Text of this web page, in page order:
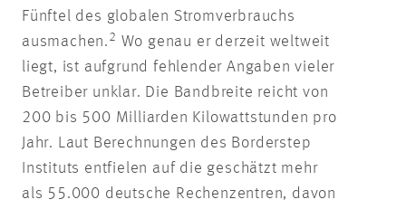
Fünftel des globalen Stromverbrauchs
ausmachen. 2 Wo genau er derzeit weltweit
liegt, ist aufgrund fehlender Angaben vieler
Betreiber unklar. Die Bandbreite reicht von
200 bis 500 Milliarden Kilowattstunden pro
Jahr. Laut Berechnungen des Borderstep
Instituts entfielen auf die geschätzt mehr
als 55.000 deutsche Rechenzentren, davon